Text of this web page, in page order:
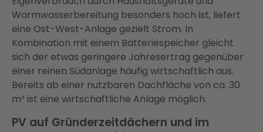
Warmwasserbereitung besonders hoch ist, liefert
eine Ost-West-Anlage gezielt Strom. In
Kombination mit einem Batteriespeicher gleicht
sich der etwas geringere Jahresertrag gegenüber
einer reinen Südanlage häufig wirtschaftlich aus.
Bereits ab einer nutzbaren Dachfläche von ca. 30
m² ist eine wirtschaftliche Anlage möglich.
PV auf Gründerzeitdächern und im